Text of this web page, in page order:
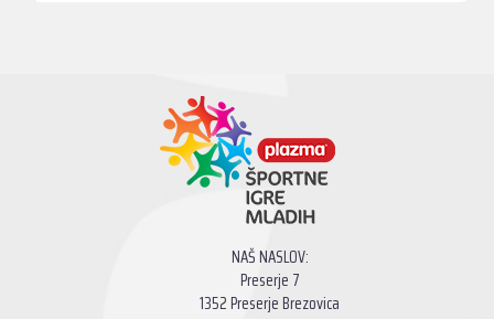
NAŠ NASLOV:
Preserje 7
1352 Preserje Brezovica